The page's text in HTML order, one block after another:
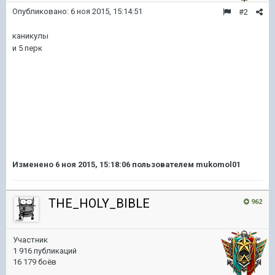
#2
Опубликовано: 6 ноя 2015, 15:14:51
каникулы
и 5 перк
Изменено 6 ноя 2015, 15:18:06 пользователем mukomol01
962
THE_HOLY_BIBLE
Участник
1 916 публикаций
16 179 боёв